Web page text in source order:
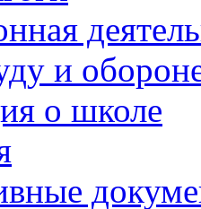
и
о школе